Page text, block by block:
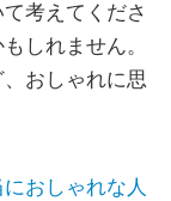
考えてくださ
しれません。
おしゃれに思
おしゃれな人